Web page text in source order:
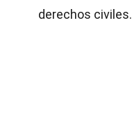
derechos civiles.